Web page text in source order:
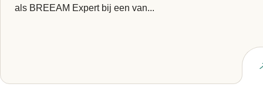
als BREEAM Expert bij een van...
Lees artikel